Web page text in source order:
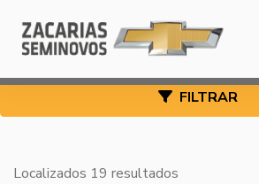
Localizados 19 resultados
FILTRAR